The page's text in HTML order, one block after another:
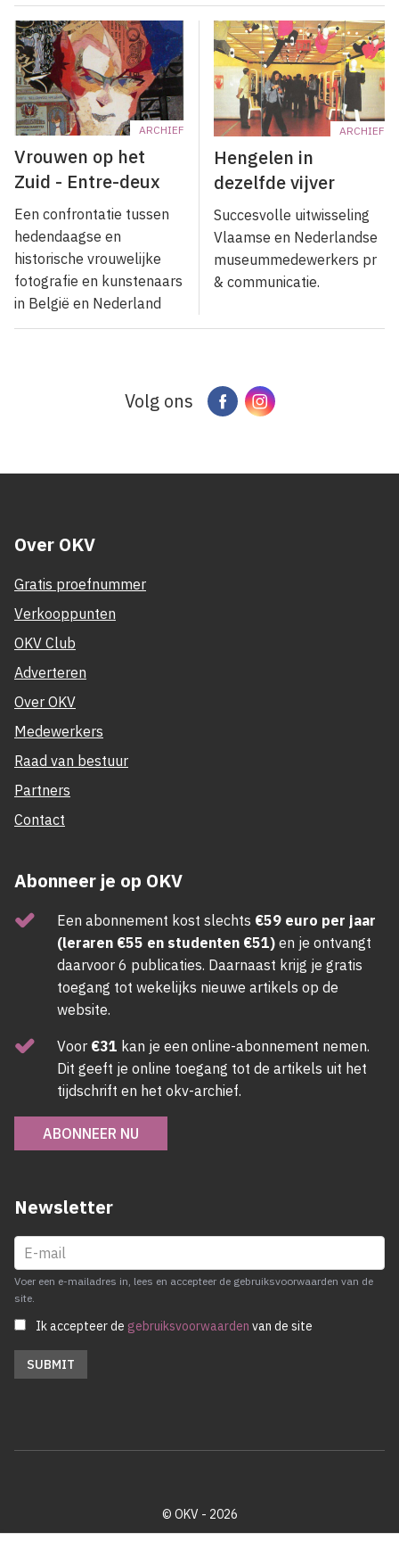
ARCHIEF
Vrouwen op het
Zuid - Entre-deux
Een confrontatie tussen
hedendaagse en
historische vrouwelijke
fotografie en kunstenaars
in België en Nederland
ARCHIEF
Hengelen in
dezelfde vijver
Succesvolle uitwisseling
Vlaamse en Nederlandse
museummedewerkers pr
& communicatie.
Volg ons FacebookInstagram
Over OKV
Gratis proefnummer
Verkooppunten
OKV Club
Adverteren
Over OKV
Medewerkers
Raad van bestuur
Partners
Contact
Abonneer je op OKV
Een abonnement kost slechts €59 euro per jaar
(leraren €55 en studenten €51) en je ontvangt
daarvoor 6 publicaties. Daarnaast krijg je gratis
toegang tot wekelijks nieuwe artikels op de
website.
Voor €31 kan je een online-abonnement nemen.
Dit geeft je online toegang tot de artikels uit het
tijdschrift en het okv-archief.
ABONNEER NU
Newsletter
Voer een e-mailadres in, lees en accepteer de gebruiksvoorwaarden van de
site.
Ik accepteer de gebruiksvoorwaarden van de site
© OKV - 2026